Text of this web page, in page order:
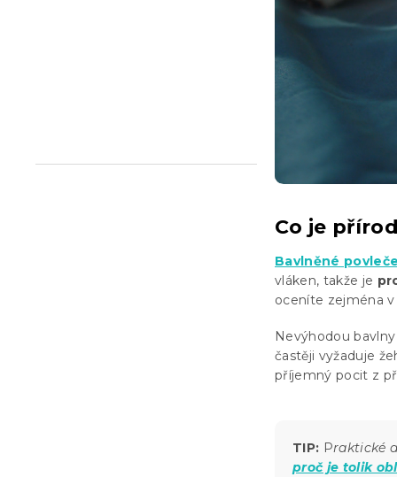
Co je
Bavlněné
vláken, takže je
oceníte zejména
Nevýhodou
častěji vyžaduje
příjemný pocit z
TIP: Praktické
proč je tolik